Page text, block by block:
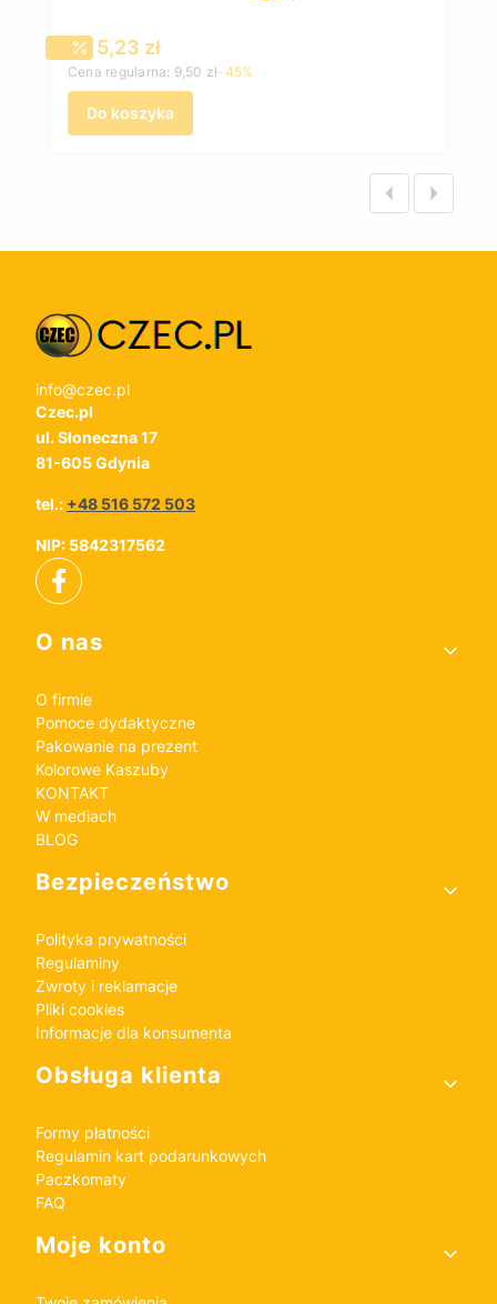
Cena promocyjna
5,23 zł
Cena regularna: 9,50 zł-45%
Do koszyka
info@czec.pl
Czec.pl
ul. Słoneczna 17
81-605 Gdynia
tel.: +48 516 572 503
NIP: 5842317562
Linki w stopce
O nas
O firmie
Pomoce dydaktyczne
Pakowanie na prezent
Kolorowe Kaszuby
KONTAKT
W mediach
BLOG
Bezpieczeństwo
Polityka prywatności
Regulaminy
Zwroty i reklamacje
Pliki cookies
Informacje dla konsumenta
Obsługa klienta
Formy płatności
Regulamin kart podarunkowych
Paczkomaty
FAQ
Moje konto